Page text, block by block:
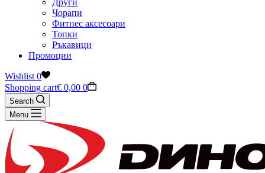
Други
Чорапи
Фитнес аксесоари
Топки
Ръкавици
Промоции
Wishlist 0
Shopping cart€ 0,00 0
Search
Menu